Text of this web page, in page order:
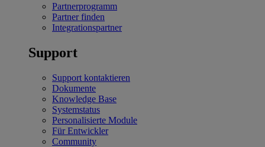
Partnerprogramm
Partner finden
Integrationspartner
Support
Support kontaktieren
Dokumente
Knowledge Base
Systemstatus
Personalisierte Module
Für Entwickler
Community